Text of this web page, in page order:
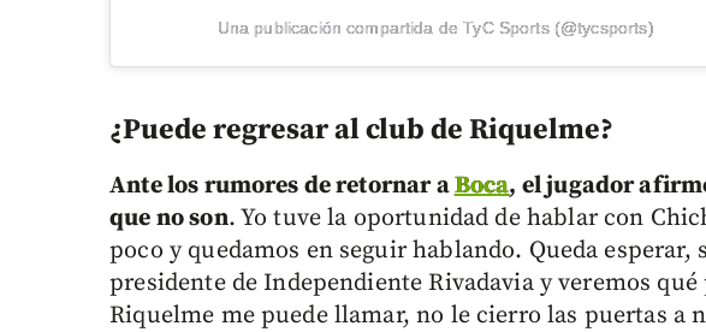
Una publicación compartida de TyC Sports (@tycsports)
¿Puede regresar al club de Riquelme?
Ante los rumores de retornar aBoca, el jugador
que no son. Yo tuve la oportunidad de hablar con
poco y quedamos en seguir hablando. Queda
presidente de Independiente Rivadavia y veremos
Riquelme me puede llamar, no le cierro las puertas a